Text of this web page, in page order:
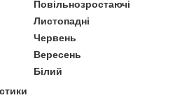
Повільнозростаючі
Листопадні
Червень
Вересень
Білий